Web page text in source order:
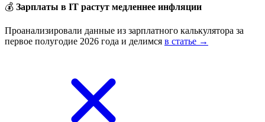
💰 Зарплаты в IT растут медленнее инфляции
Проанализировали данные из зарплатного калькулятора за
первое полугодие 2026 года и делимся в статье →